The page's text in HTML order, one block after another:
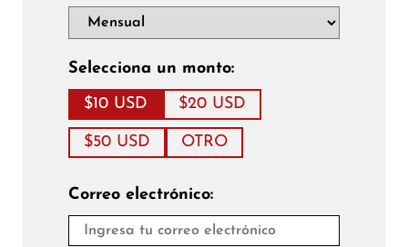
Selecciona un monto:
$10 USD $20 USD
$50 USD OTRO
Correo electrónico: